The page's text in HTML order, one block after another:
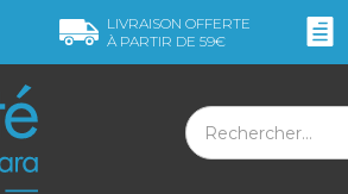
LIVRAISON OFFERTE
À PARTIR DE 59€